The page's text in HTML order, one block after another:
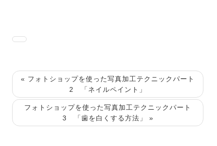
« フォトショップを使った写真加工テクニックパート
2 「ネイルペイント」
フォトショップを使った写真加工テクニックパート
3 「歯を白くする方法」 »